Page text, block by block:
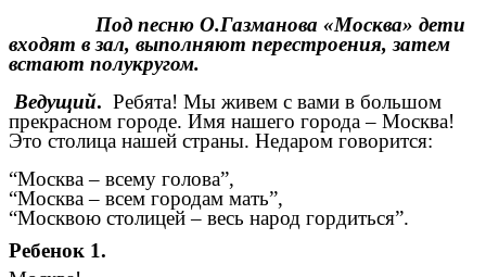
Под песню О.Газманова «Москва» дети
входят в зал, выполняют перестроения, затем
встают полукругом.
Ведущий. Ребята! Мы живем с вами в большом
прекрасном городе. Имя нашего города – Москва!
Это столица нашей страны. Недаром говорится:
“Москва – всему голова”,
“Москва – всем городам мать”,
“Москвою столицей – весь народ гордиться”.
Ребенок 1.